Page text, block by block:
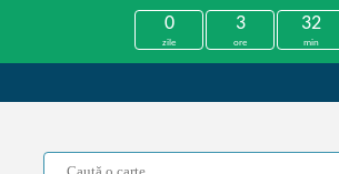
0
zile
3
ore
32
min